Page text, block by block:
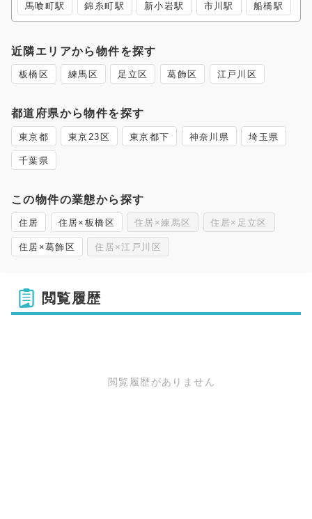
馬喰町駅 錦糸町駅 新小岩駅 市川駅 船橋駅
近隣エリアから物件を探す
板橋区 練馬区 足立区 葛飾区 江戸川区
都道府県から物件を探す
東京都 東京23区 東京都下 神奈川県 埼玉県
千葉県
この物件の業態から探す
住居 住居×板橋区 住居×練馬区 住居×足立区
住居×葛飾区 住居×江戸川区
閲覧履歴
閲覧履歴がありません